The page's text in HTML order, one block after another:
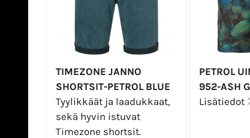
TIMEZONE JANNO
SHORTSIT-PETROL BLUE
Tyylikkäät ja laadukkaat,
sekä hyvin istuvat
Timezone shortsit.
PETROL
952-ASH
Lisätiedot